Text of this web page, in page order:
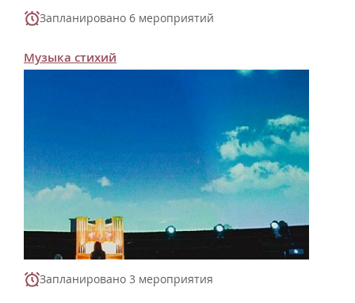
Запланировано 6 мероприятий
Музыка стихий
Запланировано 3 мероприятия